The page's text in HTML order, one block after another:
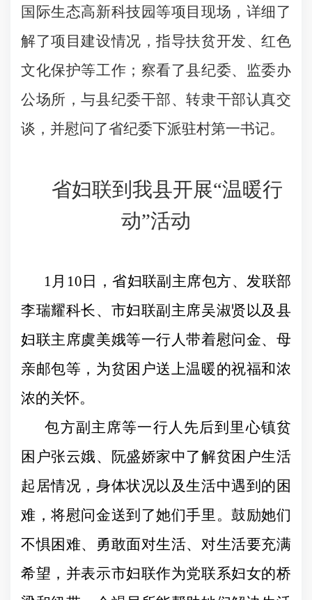
国际生态高新科技园等项目现场，详细了
解了项目建设情况，指导扶贫开发、红色
文化保护等工作；察看了县纪委、监委办
公场所，与县纪委干部、转隶干部认真交
谈，并慰问了省纪委下派驻村第一书记。
省妇联到我县开展“温暖行
动”活动
1月 10 日
，省妇联副主席包方、发联部
李瑞耀科长、市妇联副主席吴淑贤以及县
妇联主席虞美娥等一行人带着慰问金、母
亲邮包等，为贫困户送上温暖的祝福和浓
浓的关怀。
包方副主席等一行人先后到里心镇贫
困户张云娥、阮盛娇家中了解贫困户生活
起居情况，身体状况以及生活中遇到的困
难，将慰问金送到了她们手里。鼓励她们
不惧困难、勇敢面对生活、对生活要充满
希望，并表示市妇联作为党联系妇女的桥